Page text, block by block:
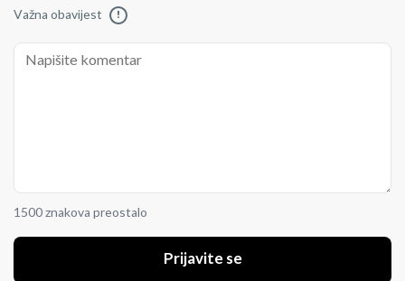
Važna obavijest !
1500 znakova preostalo
Prijavite se